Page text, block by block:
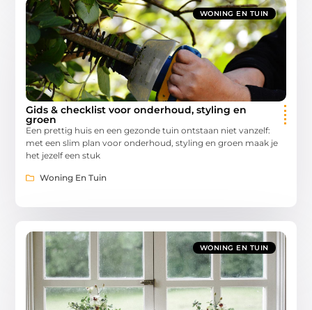
WONING EN TUIN
Gids & checklist voor onderhoud, styling en
groen
Een prettig huis en een gezonde tuin ontstaan niet vanzelf:
met een slim plan voor onderhoud, styling en groen maak je
het jezelf een stuk
Woning En Tuin
WONING EN TUIN